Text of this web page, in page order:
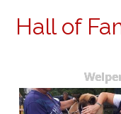
Hall of